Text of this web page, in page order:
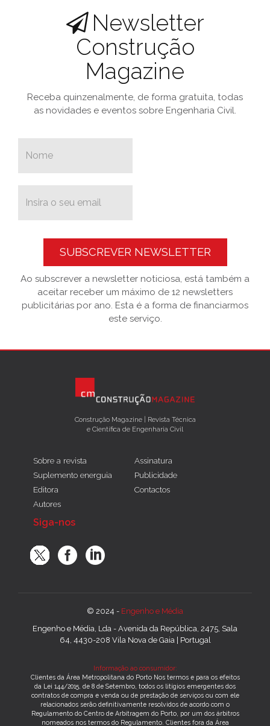
Newsletter
Construção
Magazine
Receba quinzenalmente, de forma gratuita, todas
as novidades e eventos sobre Engenharia Civil.
SUBSCREVER NEWSLETTER
Ao subscrever a newsletter noticiosa, está também a
aceitar receber um máximo de 12 newsletters
publicitárias por ano. Esta é a forma de financiarmos
este serviço.
Construção Magazine | Revista Técnica
e Científica de Engenharia Civil
Sobre a revista
Suplemento energuia
Editora
Autores
Assinatura
Publicidade
Contactos
Siga-nos
© 2024 - Engenho e Média
Engenho e Média, Lda - Avenida da República, 2475, Sala
64, 4430-208 Vila Nova de Gaia | Portugal
Informação ao consumidor:
Clientes da Área Metropolitana do Porto Nos termos e para os efeitos
da Lei 144/2015, de 8 de Setembro, todos os litígios emergentes dos
contratos de compra e venda ou de prestação de serviços ou com ele
relacionados serão definitivamente resolvidos de acordo com o
Regulamento do Centro de Arbitragem do Porto, por um dos árbitros
nomeados nos termos do Regulamento. Clientes fora da Área